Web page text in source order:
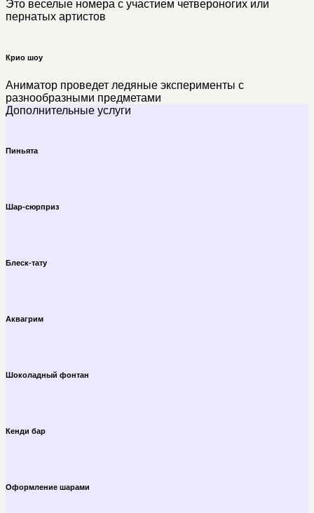
Это веселые номера с участием четвероногих или
пернатых артистов
Крио шоу
Аниматор проведет ледяные эксперименты с
разнообразными предметами
Дополнительные услуги
Пиньята
Шар-сюрприз
Блеск-тату
Аквагрим
Шоколадный фонтан
Кенди бар
Оформление шарами